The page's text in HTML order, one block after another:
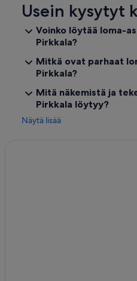
Usein kysytyt
Voinko löytää loma-
Pirkkala?
Mitkä ovat parhaat
Pirkkala?
Mitä näkemistä ja
Pirkkala löytyy?
Näytä lisää